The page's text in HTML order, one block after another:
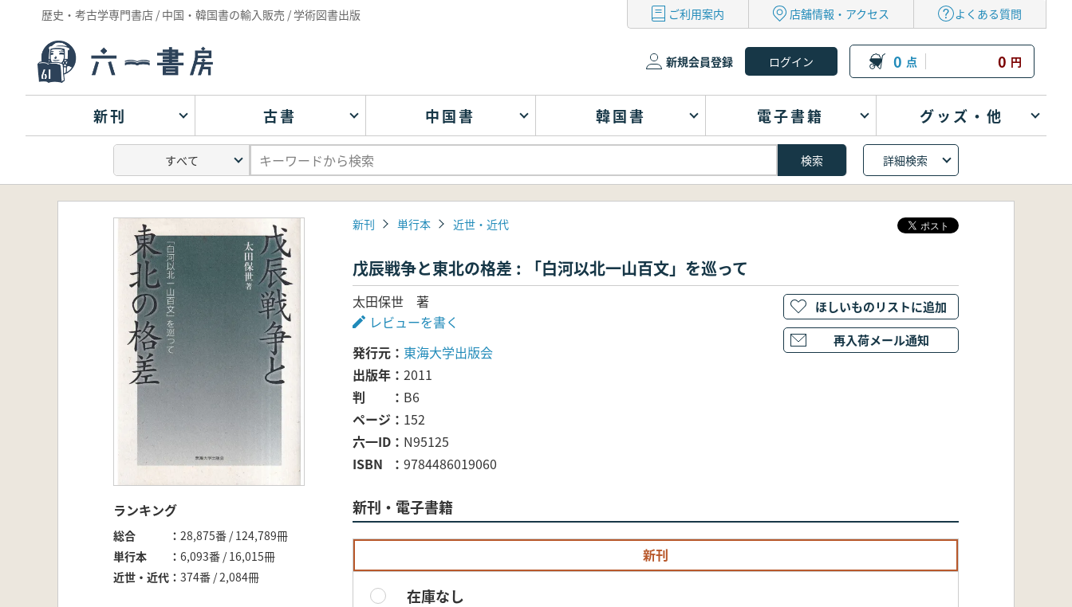
歴史・考古学専門書店 / 中国・韓国書の輸入販売 / 学術図書出版 ご利用案内 店舗情報・アクセス よくある質問
新規会員登録 0 点 0 円
新刊 古書 中国書 韓国書 電子書籍 グッズ・他
詳細検索
ランキング
総合
28,875番 / 124,789冊
単行本
6,093番 / 16,015冊
近世・近代
374番 / 2,084冊
新刊 単行本 近世・近代
戊辰戦争と東北の格差 : 「白河以北一山百文」を巡って
太田保世 著
レビューを書く
発行元
東海大学出版会
出版年
2011
判
B6
ページ
152
六一ID
N95125
ISBN
9784486019060
新刊・電子書籍
新刊
在庫なし
ほしいものリストに追加
再入荷メール通知